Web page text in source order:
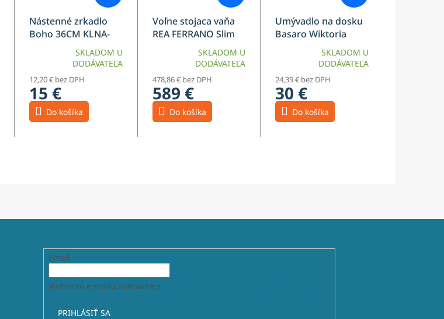
Nástenné zrkadlo
Boho 36CM KLNA-
SKLADOM U
DODÁVATEĽA
12,20 € bez DPH
15 €
Do košíka
Voľne stojaca vaňa
REA FERRANO Slim
SKLADOM U
DODÁVATEĽA
478,86 € bez DPH
589 €
Do košíka
Umývadlo na dosku
Basaro Wiktoria
SKLADOM U
DODÁVATEĽA
24,39 € bez DPH
30 €
Do košíka
Email
Vložením e-mailu súhlasíte s
PRIHLÁSIŤ SA